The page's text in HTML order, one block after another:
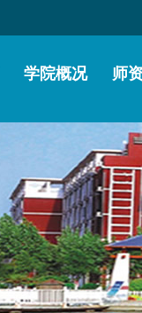
学院概况 师